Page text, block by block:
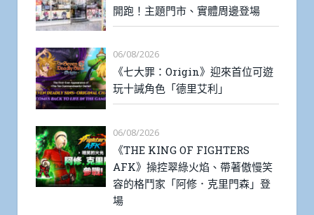
開跑！主題門市、實體周邊登場
06/08/2026
《七大罪：Origin》迎來首位可遊
玩十誡角色「德里艾利」
06/08/2026
《THE KING OF FIGHTERS
AFK》操控翠綠火焰、帶著傲慢笑
容的格鬥家「阿修．克里門森」登
場